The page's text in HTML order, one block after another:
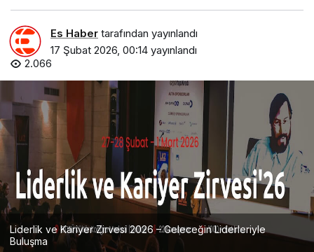
Es Haber tarafından yayınlandı
17 Şubat 2026, 00:14 yayınlandı
2.066
Liderlik ve Kariyer Zirvesi 2026 – Geleceğin Liderleriyle
Buluşma